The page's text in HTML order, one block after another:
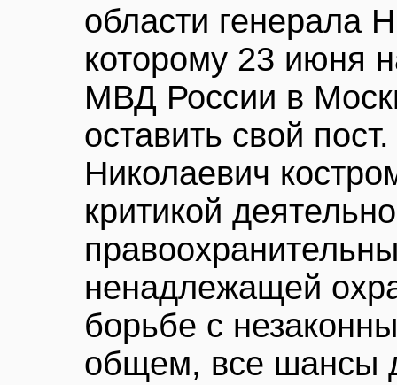
области генерала
которому 23 июня
МВД России в
оставить свой
Николаевич
критикой
ненадлежащей
борьбе с
общем, все шансы